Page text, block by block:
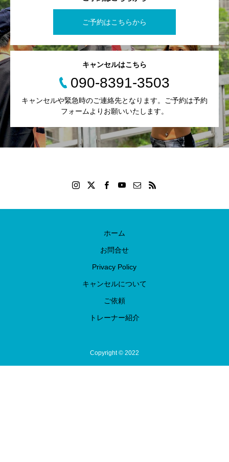
ご予約はこちらから
キャンセルはこちら
090-8391-3503
キャンセルや緊急時のご連絡先となります。ご予約は予約
フォームよりお願いいたします。
ホーム
お問合せ
Privacy Policy
キャンセルについて
ご依頼
トレーナー紹介
Copyright © 2022